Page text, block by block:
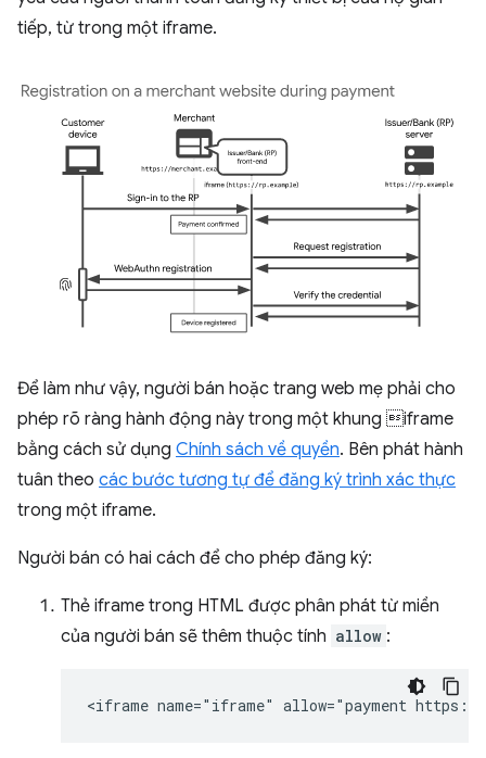
tiếp, từ trong một iframe.
Để làm như vậy, người bán hoặc trang web mẹ phải cho
phép rõ ràng hành động này trong một khung iframe
bằng cách sử dụng Chính sách về quyền. Bên phát hành
tuân theo các bước tương tự để đăng ký trình xác thực
trong một iframe.
Người bán có hai cách để cho phép đăng ký:
Thẻ iframe trong HTML được phân phát từ miền
của người bán sẽ thêm thuộc tính allow :